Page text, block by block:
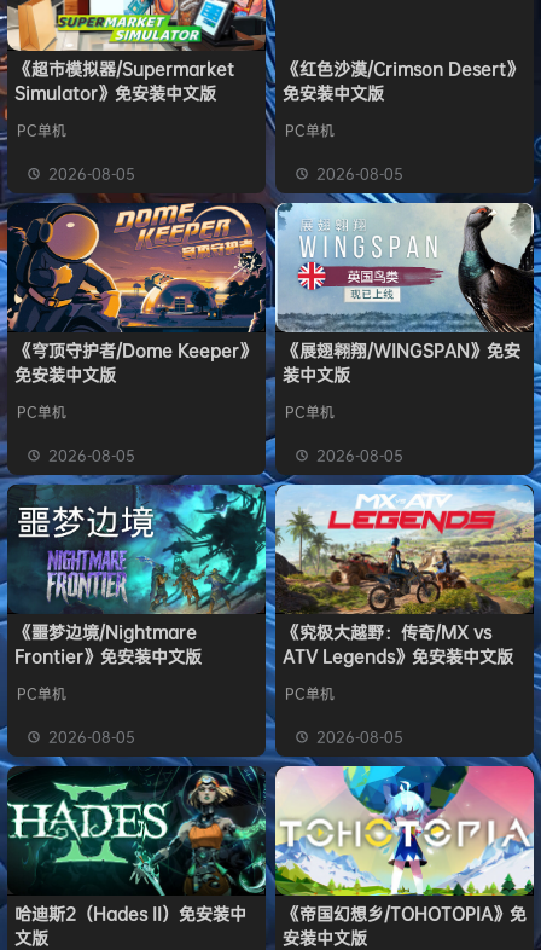
《超市模拟器/Supermarket
Simulator》免安装中文版
PC单机
2026-08-05
《红色沙漠/Crimson Desert》
免安装中文版
PC单机
2026-08-05
《穹顶守护者/Dome Keeper》
免安装中文版
PC单机
2026-08-05
《展翅翱翔/WINGSPAN》免安
装中文版
PC单机
2026-08-05
《噩梦边境/Nightmare
Frontier》免安装中文版
PC单机
2026-08-05
《究极大越野：传奇/MX vs
ATV Legends》免安装中文版
PC单机
2026-08-05
哈迪斯2（Hades II）免安装中
文版
《帝国幻想乡/TOHOTOPIA》免
安装中文版